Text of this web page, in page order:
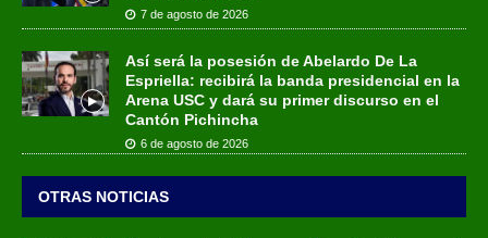
7 de agosto de 2026
Así será la posesión de Abelardo De La
Espriella: recibirá la banda presidencial en la
Arena USC y dará su primer discurso en el
Cantón Pichincha
6 de agosto de 2026
OTRAS NOTICIAS